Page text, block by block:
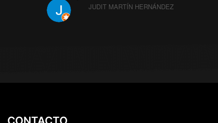
JUDIT MARTÍN HERNÁNDEZ